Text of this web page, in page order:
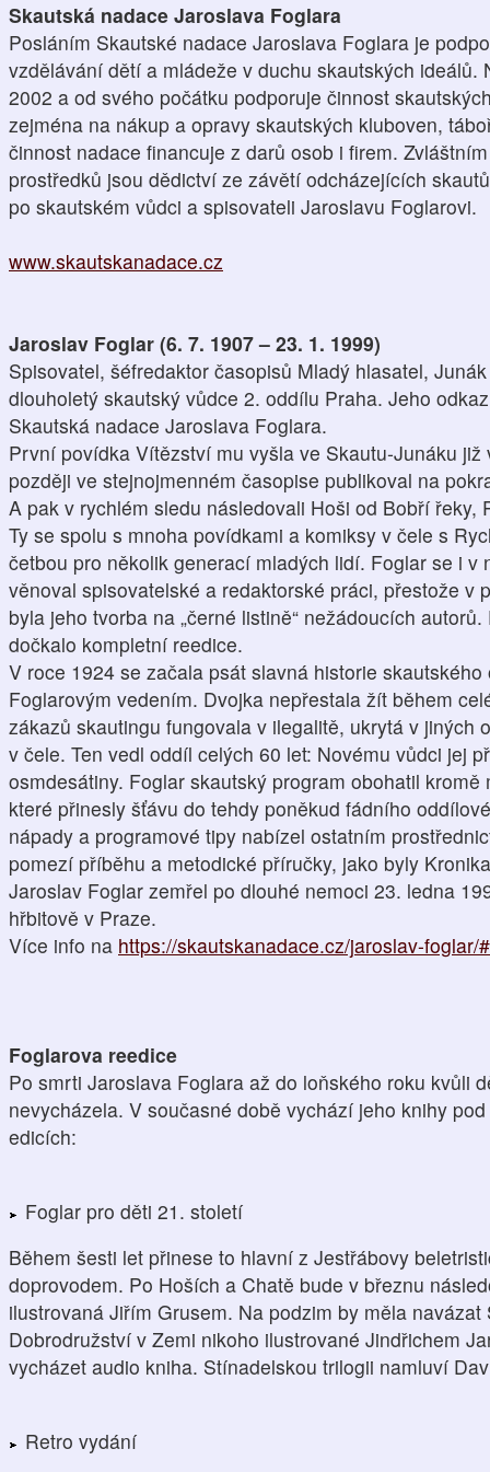
Skautská nadace Jaroslava Foglara
Posláním Skautské nadace Jaroslava Foglara je
vzdělávání dětí a mládeže v duchu skautských ideálů.
2002 a od svého počátku podporuje činnost
zejména na nákup a opravy skautských kluboven,
činnost nadace financuje z darů osob i firem.
prostředků jsou dědictví ze závětí odcházejících
po skautském vůdci a spisovateli Jaroslavu Foglarovi.
www.skautskanadace.cz
Jaroslav Foglar (6. 7. 1907 – 23. 1. 1999)
Spisovatel, šéfredaktor časopisů Mladý hlasatel,
dlouholetý skautský vůdce 2. oddílu Praha. Jeho
Skautská nadace Jaroslava Foglara.
První povídka Vítězství mu vyšla ve Skautu‑Junáku
později ve stejnojmenném časopise publikoval na
A pak v rychlém sledu následovali Hoši od Bobří
Ty se spolu s mnoha povídkami a komiksy v čele s
četbou pro několik generací mladých lidí. Foglar se i v
věnoval spisovatelské a redaktorské práci, přestože v
byla jeho tvorba na „černé listině“ nežádoucích
dočkalo kompletní reedice.
V roce 1924 se začala psát slavná historie
Foglarovým vedením. Dvojka nepřestala žít během
zákazů skautingu fungovala v ilegalitě, ukrytá v jiných
v čele. Ten vedl oddíl celých 60 let: Novému vůdci jej
osmdesátiny. Foglar skautský program obohatil
které přinesly šťávu do tehdy poněkud fádního
nápady a programové tipy nabízel ostatním
pomezí příběhu a metodické příručky, jako byly
Jaroslav Foglar zemřel po dlouhé nemoci 23. ledna
hřbitově v Praze.
Více info na https://skautskanadace.cz/jaroslav-foglar/
Foglarova reedice
Po smrti Jaroslava Foglara až do loňského roku kvůli
nevycházela. V současné době vychází jeho knihy
edicích:
Foglar pro děti 21. století
Během šesti let přinese to hlavní z Jestřábovy
doprovodem. Po Hoších a Chatě bude v březnu
ilustrovaná Jiřím Grusem. Na podzim by měla
Dobrodružství v Zemi nikoho ilustrované Jindřichem
vycházet audio kniha. Stínadelskou trilogii namluví
Retro vydání